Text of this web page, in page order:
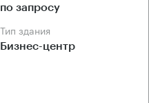
по запросу
Тип здания
Бизнес-центр